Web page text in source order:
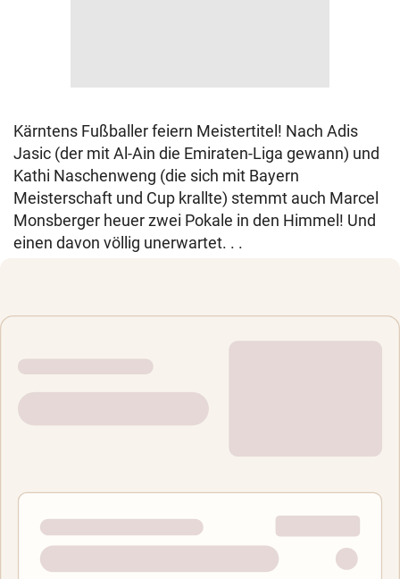
Kärntens Fußballer feiern Meistertitel! Nach Adis
Jasic (der mit Al-Ain die Emiraten-Liga gewann) und
Kathi Naschenweng (die sich mit Bayern
Meisterschaft und Cup krallte) stemmt auch Marcel
Monsberger heuer zwei Pokale in den Himmel! Und
einen davon völlig unerwartet. . .